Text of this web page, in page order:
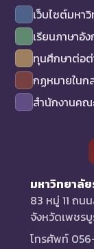
เว็บไซต์มหา
เรียนภาษาอั
ทุนศึกษาต่อต่
กฏหมายในก
สำนักงานคณ
มหาวิทยาลั
83 หมู่ 11 ถน
จังหวัดเพช
โทรศัพท์